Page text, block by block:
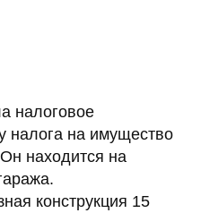
налоговое
налога на имущество
находится на
конструкция 15